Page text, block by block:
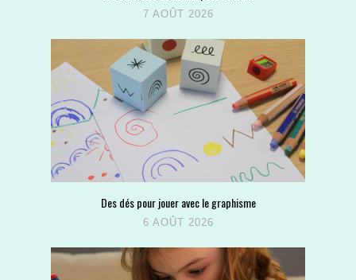
7 AOÛT 2026
Des dés pour jouer avec le graphisme
6 AOÛT 2026